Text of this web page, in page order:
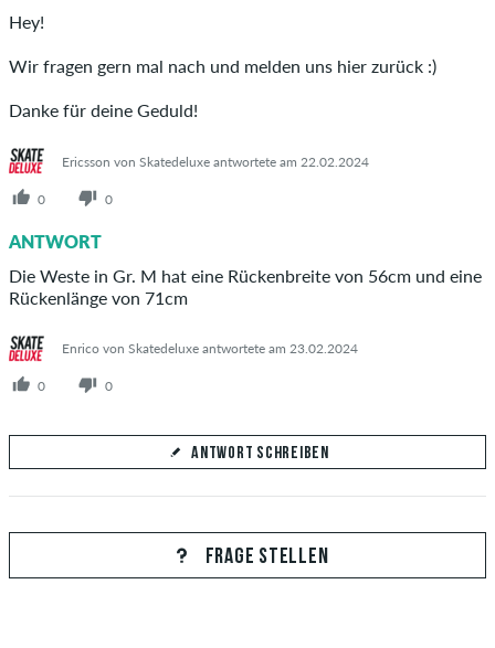
Hey!
Wir fragen gern mal nach und melden uns hier zurück :)
Danke für deine Geduld!
Ericsson von Skatedeluxe antwortete am 22.02.2024
0 0
ANTWORT
Die Weste in Gr. M hat eine Rückenbreite von 56cm und eine
Rückenlänge von 71cm
Enrico von Skatedeluxe antwortete am 23.02.2024
0 0
ANTWORT SCHREIBEN
Deine Antwort
Beantworte hier die Frage von Sophia
FRAGE STELLEN